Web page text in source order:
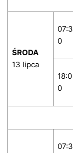
ŚRODA
13 lipca
07:3
0
18:0
0
07:3